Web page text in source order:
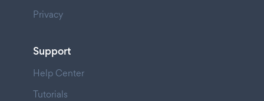
Privacy
Support
Help Center
Tutorials